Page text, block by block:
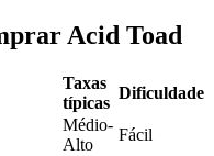
Acid Toad
Taxas
típicas
Dificuldade
Médio-
Alto
Fácil